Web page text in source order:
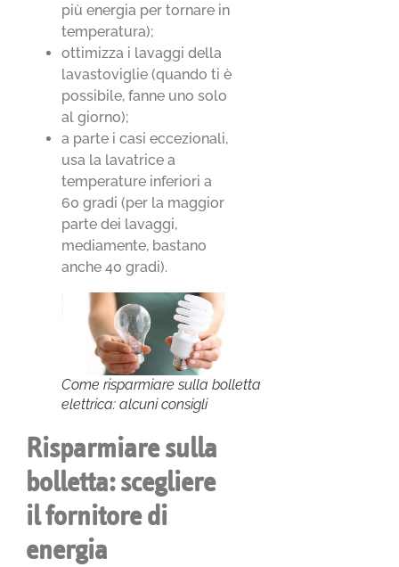
più energia per tornare in
temperatura);
ottimizza i lavaggi della
lavastoviglie (quando ti è
possibile, fanne uno solo
al giorno);
a parte i casi eccezionali,
usa la lavatrice a
temperature inferiori a
60 gradi (per la maggior
parte dei lavaggi,
mediamente, bastano
anche 40 gradi).
Come risparmiare sulla bolletta
elettrica: alcuni consigli
Risparmiare sulla
bolletta: scegliere
il fornitore di
energia